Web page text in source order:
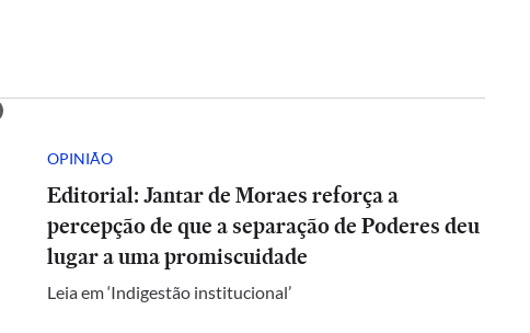
OPINIÃO
Editorial: Jantar de Moraes reforça a
percepção de que a separação de Poderes deu
lugar a uma promiscuidade
Leia em ‘Indigestão institucional’